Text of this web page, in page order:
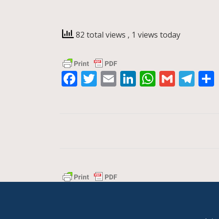
82 total views , 1 views today
Facebook
Twitter
EmailLinkedIn
Gmail